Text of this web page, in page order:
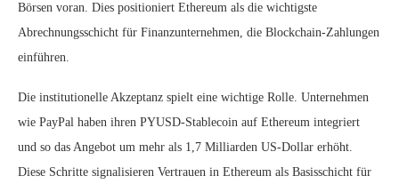
Börsen voran. Dies positioniert Ethereum als die wichtigste
Abrechnungsschicht für Finanzunternehmen, die Blockchain-Zahlungen
einführen.
Die institutionelle Akzeptanz spielt eine wichtige Rolle. Unternehmen
wie PayPal haben ihren PYUSD-Stablecoin auf Ethereum integriert
und so das Angebot um mehr als 1,7 Milliarden US-Dollar erhöht.
Diese Schritte signalisieren Vertrauen in Ethereum als Basisschicht für